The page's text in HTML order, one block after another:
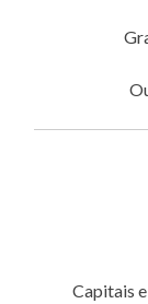
Capitais